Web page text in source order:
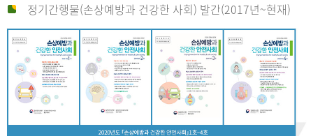
정기간행물(손상예방과 건강한 사회) 발간(2017년~현재)